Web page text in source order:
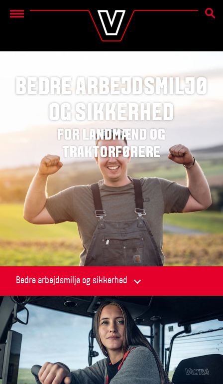
Menu
SØG
BEDRE ARBEJDSMILJØ
OG SIKKERHED
FOR LANDMÆND OG
TRAKTORFØRERE